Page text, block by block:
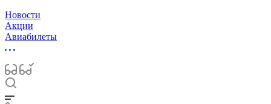
Новости
Акции
Авиабилеты